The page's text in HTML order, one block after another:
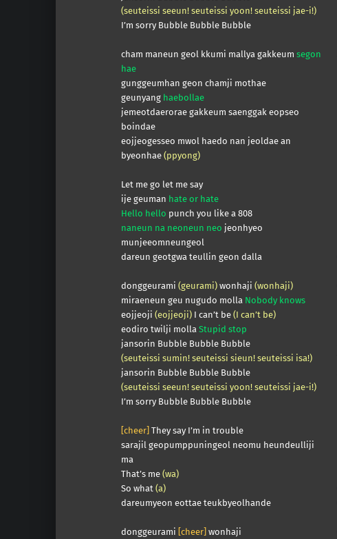
(seuteissi seeun! seuteissi yoon! seuteissi jae-i!)
I’m sorry Bubble Bubble Bubble
cham maneun geol kkumi mallya gakkeum segon
hae
gunggeumhan geon chamji mothae
geunyang haebollae
jemeotdaerorae gakkeum saenggak eopseo
boindae
eojjeogesseo mwol haedo nan jeoldae an
byeonhae (ppyong)
Let me go let me say
ije geuman hate or hate
Hello hello punch you like a 808
naneun na neoneun neo jeonhyeo
munjeeomneungeol
dareun geotgwa teullin geon dalla
donggeurami (geurami)wonhaji (wonhaji)
miraeneun geu nugudo molla Nobody knows
eojjeoji (eojjeoji)I can’t be (I can’t be)
eodiro twilji molla Stupid stop
jansorin Bubble Bubble Bubble
(seuteissi sumin! seuteissi sieun! seuteissi isa!)
jansorin Bubble Bubble Bubble
(seuteissi seeun! seuteissi yoon! seuteissi jae-i!)
I’m sorry Bubble Bubble Bubble
[cheer] They say I’m in trouble
sarajil geopumppuningeol neomu heundeulliji
ma
That’s me (wa)
So what (a)
dareumyeon eottae teukbyeolhande
donggeurami [cheer] wonhaji